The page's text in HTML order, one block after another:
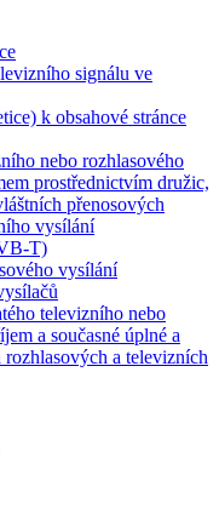
signálu ve
k obsahové stránce
nebo rozhlasového
prostřednictvím družic,
přenosových
vysílání
T)
vysílání
televizního nebo
a současné úplné a
a televizních